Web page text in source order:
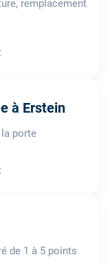
remplacement
à Erstein
porte
de 1 à 5 points